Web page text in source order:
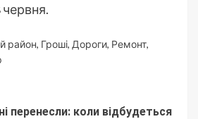
район, Гроші, Дороги, Ремонт,
перенесли: коли відбудеться